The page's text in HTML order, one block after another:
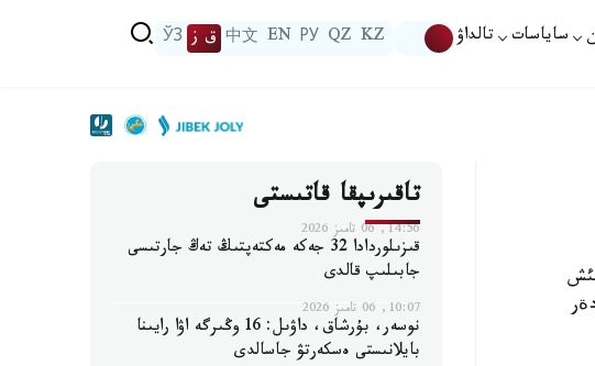
ساياسات تالداۋ KZ
QZ
РУ
EN
中文 ق ز ЎЗ
تاقىرىپقا قاتىستى
14:56, 06 تامىز 2026
قىزىلوردادا 32 جەكە مەكتەپتىڭ تەڭ جارتىسى
جابىلىپ قالدى
10:07, 06 تامىز 2026
نوسەر، بۇرشاق، داۋىل: 16 وڭىرگە اۋا رايىنا
بايلانىستى ەسكەرتۋ جاسالدى